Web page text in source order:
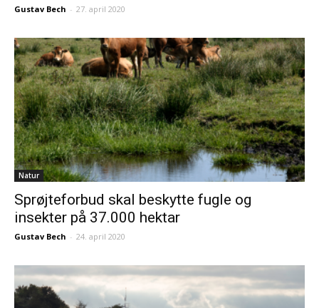
Gustav Bech - 27. april 2020
Natur
Sprøjteforbud skal beskytte fugle og
insekter på 37.000 hektar
Gustav Bech - 24. april 2020